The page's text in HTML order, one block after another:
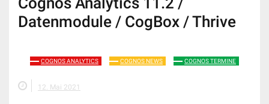
Datenmodule / CogBox / Thrive
COGNOS ANALYTICS COGNOS NEWS COGNOS TERMINE
12. Mai 2021